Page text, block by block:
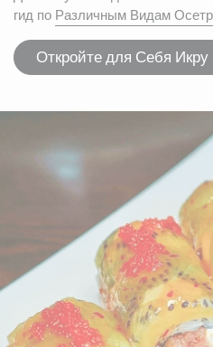
гид по Различным Видам
Откройте для Себя